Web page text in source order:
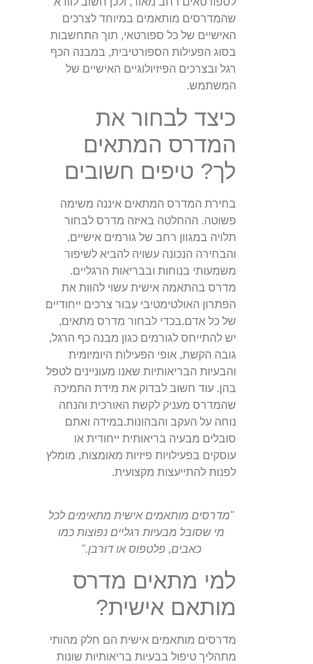
שהמדרסים מותאמים במיוחד לצרכים
האישיים של כל ספורטאי, תוך התחשבות
בסוג הפעילות הספורטיבית, במבנה הכף
רגל ובצרכים הפיזיולוגיים האישיים של
המשתמש.
כיצד לבחור את
המדרס המתאים
לך? טיפים חשובים
בחירת המדרס המתאים איננה משימה
פשוטה. ההחלטה באיזה מדרס לבחור
תלויה במגוון רחב של גורמים אישיים,
והבחירה הנכונה עשויה להביא לשיפור
משמעותי בנוחות ובבריאות הרגליים.
מדרס בהתאמה אישית עשוי להוות את
הפתרון האולטימטיבי עבור צרכים ייחודיים
של כל אדם.בכדי לבחור מדרס מתאים,
יש להתייחס לגורמים כגון מבנה כף הרגל,
גובה הקשת, אופי הפעילות היומיומית
והבעיות הבריאותיות שאנו מעוניינים לטפל
בהן. עוד חשוב לבדוק את מידת התמיכה
שהמדרס מעניק לקשת האורכית והנחה
נוחה על העקב והבהונות.במידה ואתם
סובלים מבעיה בריאותית ייחודית או
עוסקים בפעילויות פיזיות מאומצות, מומלץ
לפנות להתייעצות מקצועית.
"מדרסים מותאמים אישית מתאימים לכל
מי שסובל מבעיות רגליים נפוצות כמו
כאבים, פלטפוס או דורבן."
למי מתאים מדרס
מותאם אישית?
מדרסים מותאמים אישית הם חלק מהותי
מתהליך טיפול בבעיות בריאותיות שונות